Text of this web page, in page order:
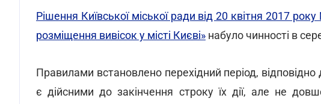
Рішення Київської міської ради від 20 квітня 2017
розміщення вивісок у місті Києві» набуло чинності в
Правилами встановлено перехідний період,
є дійсними до закінчення строку їх дії, але не